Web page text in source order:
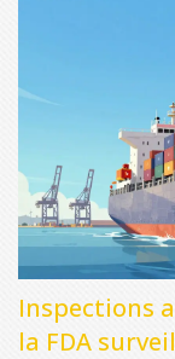
Inspections
la FDA